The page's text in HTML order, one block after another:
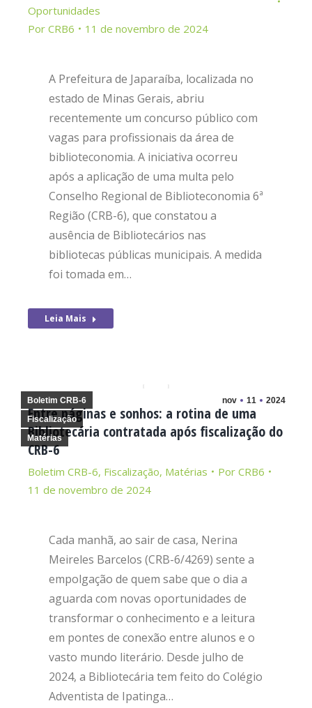
Oportunidades
Por CRB6 11 de novembro de 2024
A Prefeitura de Japaraíba, localizada no
estado de Minas Gerais, abriu
recentemente um concurso público com
vagas para profissionais da área de
biblioteconomia. A iniciativa ocorreu
após a aplicação de uma multa pelo
Conselho Regional de Biblioteconomia 6ª
Região (CRB-6), que constatou a
ausência de Bibliotecários nas
bibliotecas públicas municipais. A medida
foi tomada em…
Leia Mais
nov 11 2024
Boletim CRB-6
Fiscalização
Matérias
Entre páginas e sonhos: a rotina de uma
Bibliotecária contratada após fiscalização do
CRB-6
Boletim CRB-6, Fiscalização, Matérias Por CRB6
11 de novembro de 2024
Cada manhã, ao sair de casa, Nerina
Meireles Barcelos (CRB-6/4269) sente a
empolgação de quem sabe que o dia a
aguarda com novas oportunidades de
transformar o conhecimento e a leitura
em pontes de conexão entre alunos e o
vasto mundo literário. Desde julho de
2024, a Bibliotecária tem feito do Colégio
Adventista de Ipatinga…